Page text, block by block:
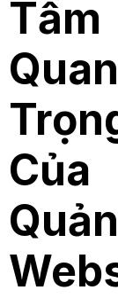
Tầm
Quan
Của